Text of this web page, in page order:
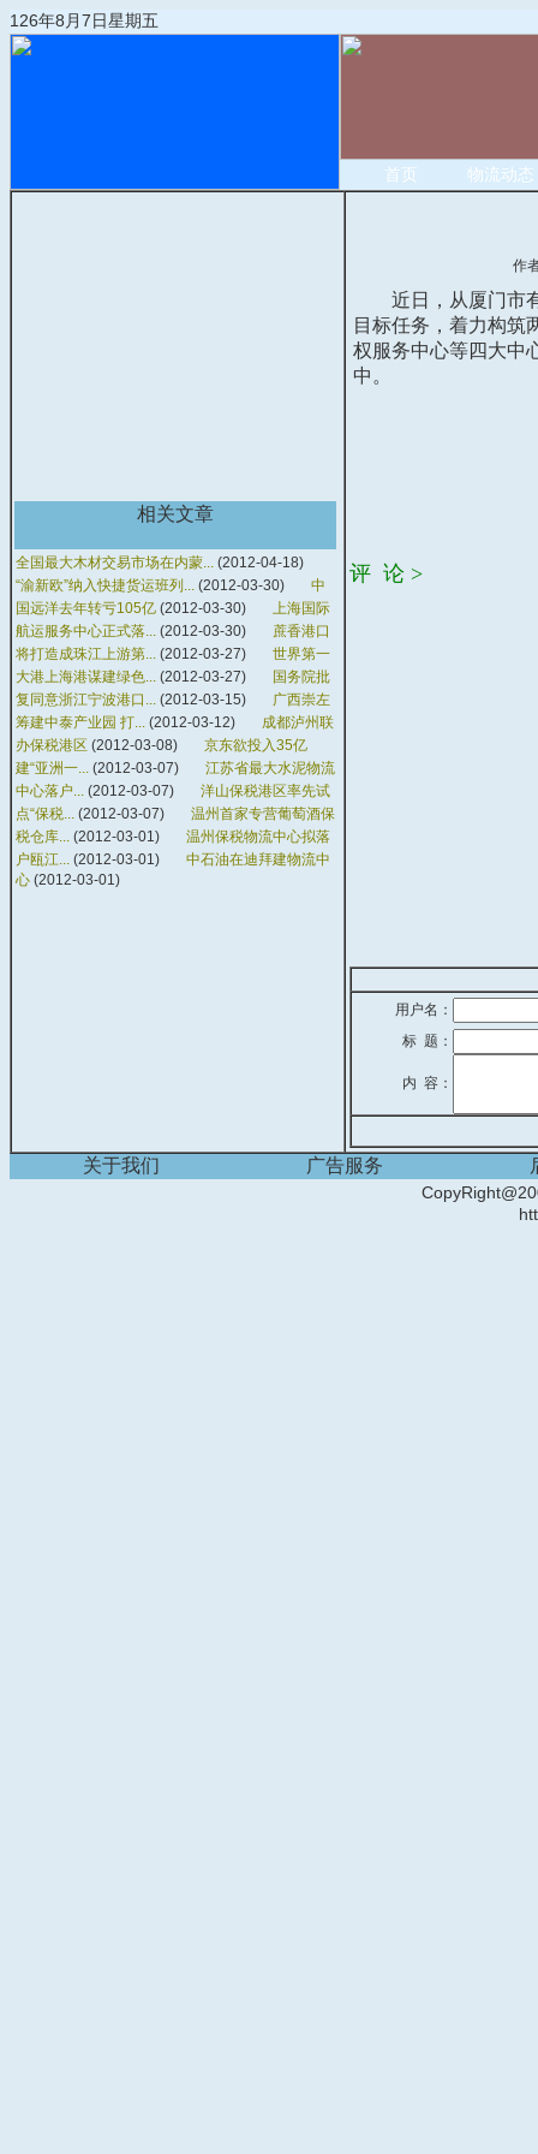
126年8月7日星期五
首页 物流动态
相关文章
全国最大木材交易市场在内蒙... (2012-04-18)
“渝新欧”纳入快捷货运班列... (2012-03-30)
中
国远洋去年转亏105亿 (2012-03-30)
上海国际
航运服务中心正式落... (2012-03-30)
蔗香港口
将打造成珠江上游第... (2012-03-27)
世界第一
大港上海港谋建绿色... (2012-03-27)
国务院批
复同意浙江宁波港口... (2012-03-15)
广西崇左
筹建中泰产业园 打... (2012-03-12)
成都泸州联
办保税港区 (2012-03-08)
京东欲投入35亿
建“亚洲一... (2012-03-07)
江苏省最大水泥物流
中心落户... (2012-03-07)
洋山保税港区率先试
点“保税... (2012-03-07)
温州首家专营葡萄酒保
税仓库... (2012-03-01)
温州保税物流中心拟落
户瓯江... (2012-03-01)
中石油在迪拜建物流中
心 (2012-03-01)
作
近日，从厦门市
目标任务，着力构筑
权服务中心等四大中
中。
评 论 >
用户名：
标 题：
内 容：
关于我们 广告服务